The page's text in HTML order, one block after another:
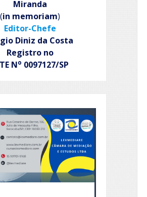
Miranda
(in memoriam)
Editor-Chefe
Diniz da Costa
Registro no
No 0097127/SP